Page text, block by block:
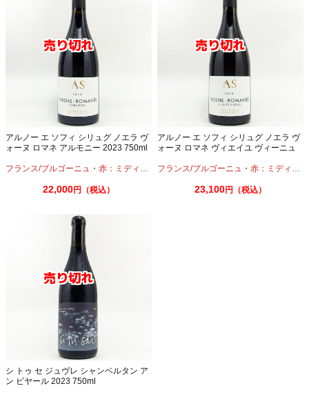
アルノー エ ソフィ シリュグ ノエラ ヴ
ォーヌ ロマネ アルモニー 2023 750ml
フランス/ブルゴーニュ ・ 赤：ミディアムボディ ・ピノノワール
22,000円（税込）
アルノー エ ソフィ シリュグ ノエラ ヴ
ォーヌ ロマネ ヴィエイユ ヴィーニュ
フランス/ブルゴーニュ ・赤：ミディアムボディ
23,100円（税込）
シ トゥ セ ジュヴレ シャンベルタン ア
ン ビヤール 2023 750ml